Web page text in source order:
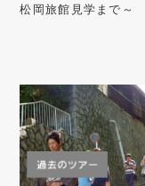
松岡旅館見学まで～